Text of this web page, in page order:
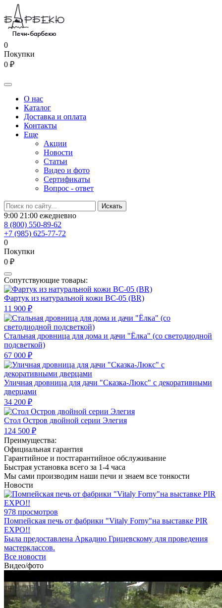
0
Покупки
0 ₽
О нас
Каталог
Доставка и оплата
Контакты
Еще
Акции
Новости
Статьи
Видео и фото
Сертификаты
Вопрос - ответ
9:00 21:00 ежедневно
8 (800) 550-89-62
+7 (985) 625-77-72
0
Покупки
0 ₽
Сопутствующие товары:
Фартук из натуральной кожи ВС-05 (BR)
11 900 ₽
Стальная дровница для дома и дачи "Ёлка" (со светодиодной
подсветкой)
67 000 ₽
Уличная дровница для дачи "Сказка-Люкс" с декоративными
дверцами
34 200 ₽
Стол Остров двойной серии Элегия
124 500 ₽
Преимущества:
Официальная гарантия
Гарантийное и постгарантийное обслуживание
Быстрая установка всего за 1-4 часа
Мы сами производим наши печи и знаем все тонкости
Новости
978 просмотров
Помпейская печь от фабрики "Vitaly Forny"на выставке PIR
EXPO!!
Была предоставлена Аркадию Грицевскому для проведения
мастерклассов.
Все новости
Видео/фото